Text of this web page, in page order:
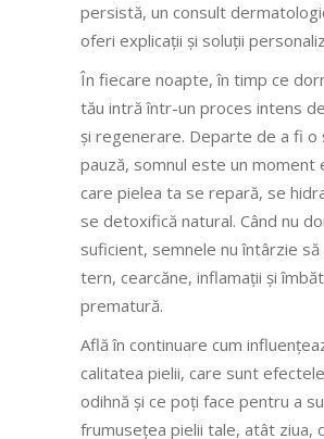
persistă, un consult
oferi explicații și soluții
În fiecare noapte, în timp ce
tău intră într-un proces intens
și regenerare. Departe de a fi o
pauză, somnul este un moment
care pielea ta se repară, se
se detoxifică natural. Când nu
suficient, semnele nu întârzie să
tern, cearcăne, inflamații și
prematură.
Află în continuare cum
calitatea pielii, care sunt
odihnă și ce poți face pentru a
frumusețea pielii tale, atât ziua,